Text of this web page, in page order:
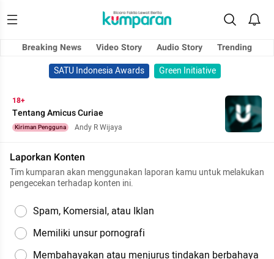
Breaking News Video Story Audio Story
Trending
SATU Indonesia Awards
Green Initiative
18+
Tentang Amicus Curiae
Kiriman Pengguna Andy R Wijaya
Laporkan Konten
Tim kumparan akan menggunakan laporan kamu untuk melakukan
pengecekan terhadap konten ini.
Spam, Komersial, atau Iklan
Memiliki unsur pornografi
Membahayakan atau menjurus tindakan berbahaya